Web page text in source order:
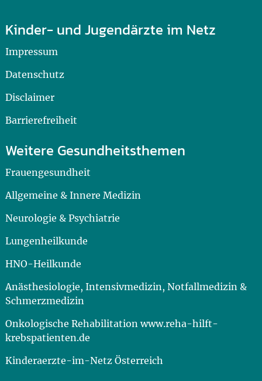
Kinder- und Jugendärzte im Netz
Impressum
Datenschutz
Disclaimer
Barrierefreiheit
Weitere Gesundheitsthemen
Frauengesundheit
Allgemeine & Innere Medizin
Neurologie & Psychiatrie
Lungenheilkunde
HNO-Heilkunde
Anästhesiologie, Intensivmedizin, Notfallmedizin &
Schmerzmedizin
Onkologische Rehabilitation www.reha-hilft-
krebspatienten.de
Kinderaerzte-im-Netz Österreich